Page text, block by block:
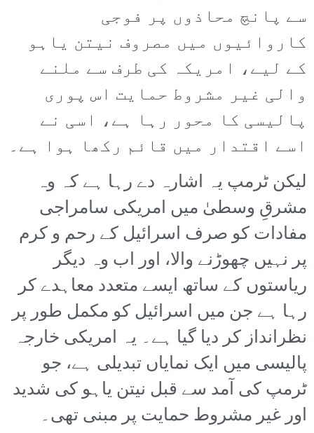
سے پانچ محاذوں پر فوجی
کاروائیوں میں مصروف نیتن یاہو
کے لیے، امریکہ کی طرف سے ملنے
والی غیر مشروط حمایت اس پوری
پالیسی کا محور رہا ہے، اسی نے
اسے اقتدار میں قائم رکھا ہوا ہے۔
لیکن ٹرمپ یہ اشارہ دے رہا ہے کہ وہ
مشرقِ وسطیٰ میں امریکی سامراجی
مفادات کو صرف اسرائیل کے رحم و کرم
پر نہیں چھوڑنے والا، اور اب وہ دیگر
ریاستوں کے ساتھ ایسے متعدد معاہدے کر
رہا ہے جن میں اسرائیل کو مکمل طور پر
نظرانداز کر دیا گیا ہے۔ یہ امریکی خارجہ
پالیسی میں ایک نمایاں تبدیلی ہے، جو
ٹرمپ کی آمد سے قبل نیتن یاہو کی شدید
اور غیر مشروط حمایت پر مبنی تھی۔